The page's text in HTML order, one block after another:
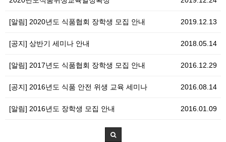
2019.12.13
[알림] 2020년도 식품협회 장학생 모집 안내
2018.05.14
[공지] 상반기 세미나 안내
2016.12.29
[알림] 2017년도 식품협회 장학생 모집 안내
2016.08.14
[공지] 2016년도 식품 안전 위생 교육 세미나
2016.01.09
[알림] 2016년도 장학생 모집 안내